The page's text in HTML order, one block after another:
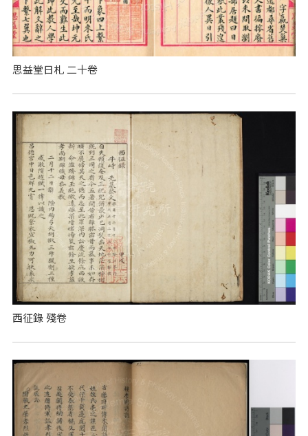
思益堂日札 二十卷
西征錄 殘卷